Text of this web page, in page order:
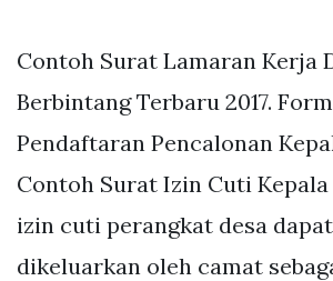
Contoh Surat Lamaran Kerja
Berbintang Terbaru 2017.
Pendaftaran Pencalonan
Contoh Surat Izin Cuti
izin cuti perangkat desa
dikeluarkan oleh camat